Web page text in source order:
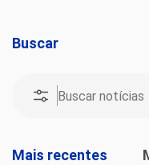
Buscar
Mais recentes